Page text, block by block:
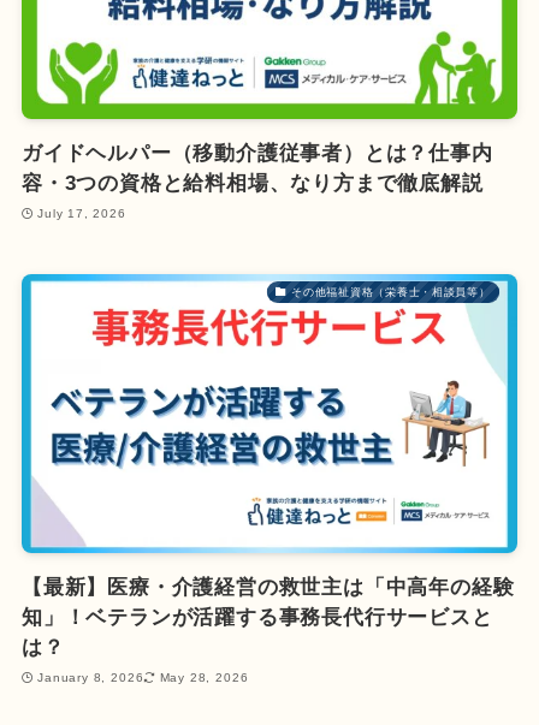
ガイドヘルパー（移動介護従事者）とは？仕事内
容・3つの資格と給料相場、なり方まで徹底解説
July 17, 2026
その他福祉資格（栄養士・相談員等）
【最新】医療・介護経営の救世主は「中高年の経験
知」！ベテランが活躍する事務長代行サービスと
は？
January 8, 2026 May 28, 2026